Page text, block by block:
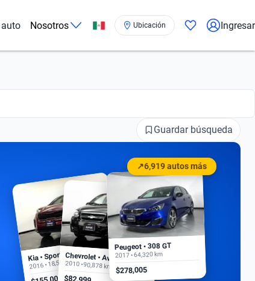
Nosotros Ubicación Ingresar
Guardar búsqueda
↗6,919 autos más
Kia • Sportage EX
2016 • 18,500 kmChevrolet • Aveo
2010 • 90,878 km
Peugeot • 308 GT
2017 • 64,320 km
$278,005